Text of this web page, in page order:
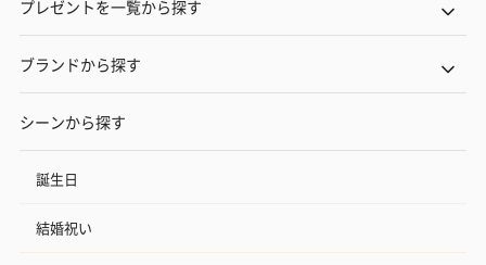
プレゼントを一覧から探す
ブランドから探す
シーンから探す
誕生日
結婚祝い